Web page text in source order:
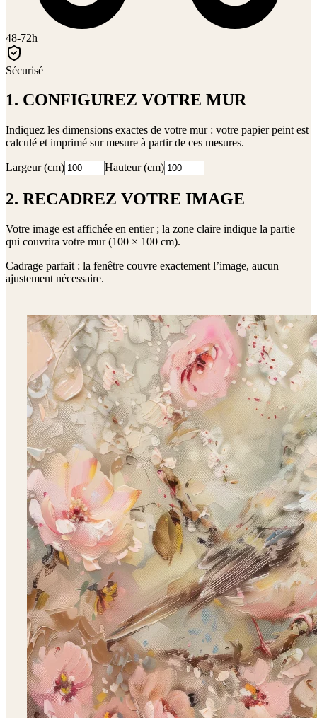
48-72h
Sécurisé
1. CONFIGUREZ VOTRE MUR
Indiquez les dimensions exactes de votre mur : votre papier peint est
calculé et imprimé sur mesure à partir de ces mesures.
Largeur (cm) Hauteur (cm)
2. RECADREZ VOTRE IMAGE
Votre image est affichée en entier ; la zone claire indique la partie
qui couvrira votre mur (100 × 100 cm).
Cadrage parfait : la fenêtre couvre exactement l’image, aucun
ajustement nécessaire.